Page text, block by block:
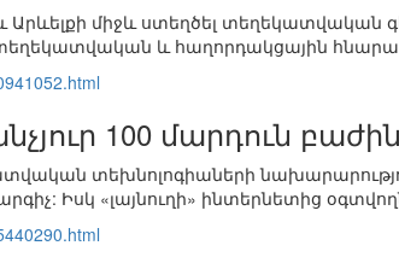
միջև ստեղծել տեղեկատվական
և հաղորդակցային
100 մարդուն
տեխնոլոգիաների
Իսկ «լայնուղի» ինտերնետից